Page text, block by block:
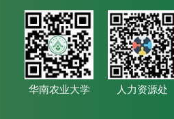
华南农业大学 人力资源处